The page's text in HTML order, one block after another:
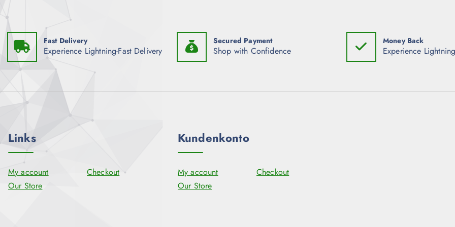
Fast Delivery
Experience Lightning-Fast Delivery
Secured Payment
Shop with Confidence
Money Back
Experience
Links
My account
Checkout
Our Store
Kundenkonto
My account
Checkout
Our Store